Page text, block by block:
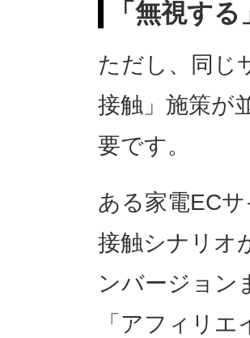
「無視する
ただし、同じ
接触」施策が
要です。
ある家電EC
接触シナリオ
ンバージョン
「アフィリ